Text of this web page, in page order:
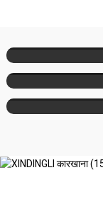
फ्लेक्सोग्राफिक